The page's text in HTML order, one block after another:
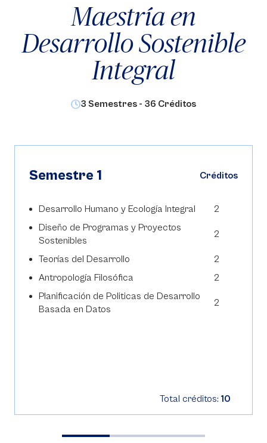
Maestría en
Desarrollo Sostenible
Integral
3 Semestres - 36 Créditos
Semestre 1 Créditos
Desarrollo Humano y Ecología Integral
2
Diseño de Programas y Proyectos
Sostenibles
2
Teorías del Desarrollo
2
Antropología Filosófica
2
Planificación de Politicas de Desarrollo
Basada en Datos
2
Total créditos: 10